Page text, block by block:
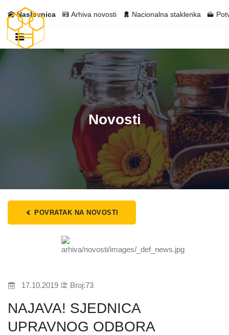
Naslovnica Arhiva novosti Nacionalna staklenka
Novosti
POVRATAK NA NOVOSTI
17.10.2019 Broj:73
NAJAVA! SJEDNICA
UPRAVNOG ODBORA